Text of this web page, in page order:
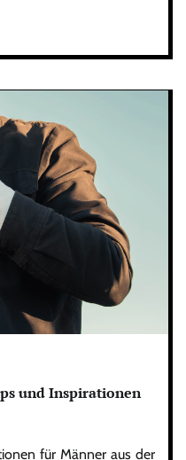
und Inspirationen
für Männer aus der